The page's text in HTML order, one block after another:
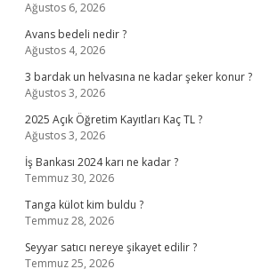
Ağustos 6, 2026
Avans bedeli nedir ?
Ağustos 4, 2026
3 bardak un helvasına ne kadar şeker konur ?
Ağustos 3, 2026
2025 Açık Öğretim Kayıtları Kaç TL ?
Ağustos 3, 2026
İş Bankası 2024 karı ne kadar ?
Temmuz 30, 2026
Tanga külot kim buldu ?
Temmuz 28, 2026
Seyyar satıcı nereye şikayet edilir ?
Temmuz 25, 2026